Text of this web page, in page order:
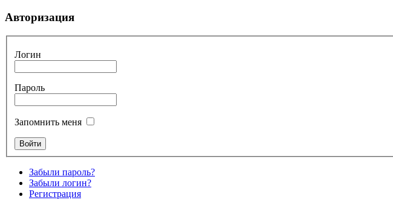
Авторизация
Логин
Пароль
Запомнить меня
Забыли пароль?
Забыли логин?
Регистрация